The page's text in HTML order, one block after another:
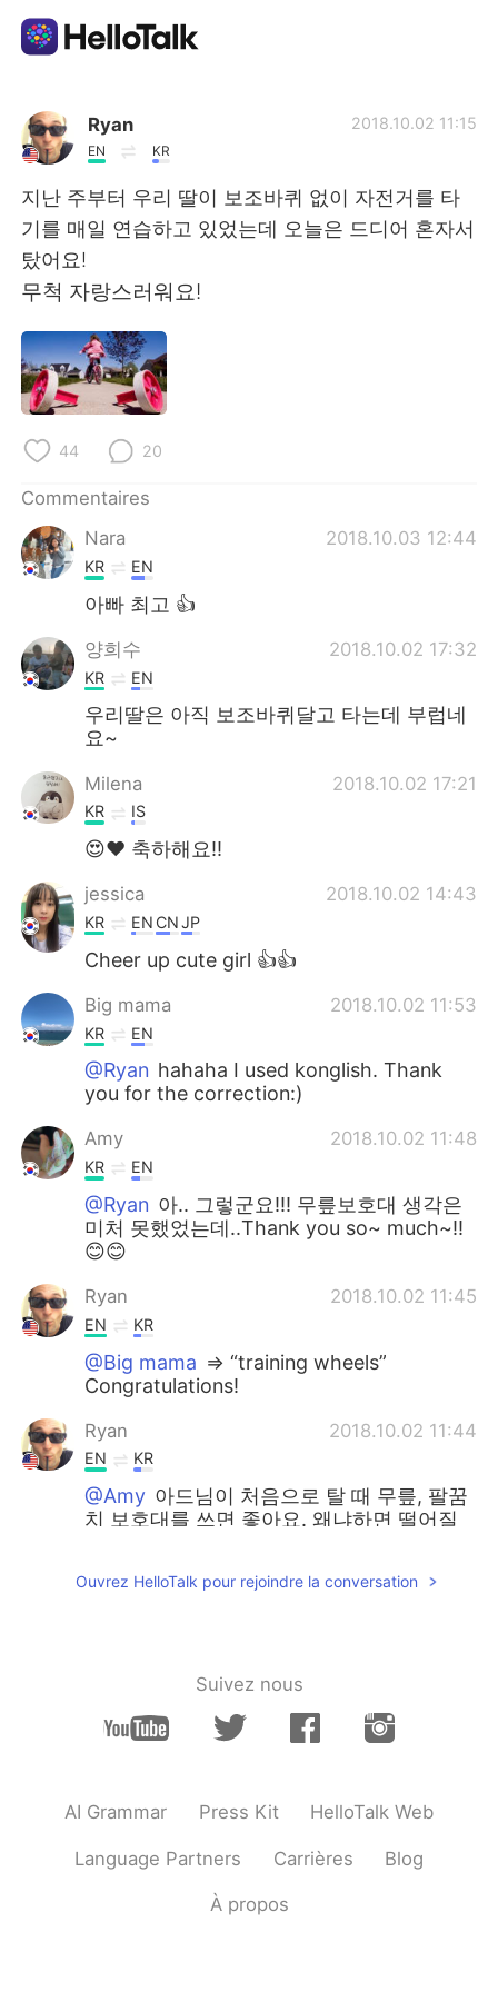
Appli d'échange linguistique
AI Grammar Checker
Français
English
繁體中文
العربية
日本語
Русский
Indonesia
Türkçe
Português
Ryan
EN KR
2018.10.02 11:15
지난 주부터 우리 딸이 보조바퀴 없이 자전거를 타
기를 매일 연습하고 있었는데 오늘은 드디어 혼자서
탔어요!
무척 자랑스러워요!
44 20
Commentaires
Nara
2018.10.03 12:44
KR EN
아빠 최고 👍
양희수 2018.10.02 17:32
KR EN
우리딸은 아직 보조바퀴달고 타는데 부럽네
요~
Milena 2018.10.02 17:21
KR IS
😍❤ 축하해요!!
jessica 2018.10.02 14:43
KR EN CNJP
Cheer up cute girl 👍👍
Big mama 2018.10.02 11:53
KR EN
@Ryan hahaha I used konglish. Thank
you for the correction:)
Amy 2018.10.02 11:48
KR EN
@Ryan 아.. 그렇군요!!! 무릎보호대 생각은
미처 못했었는데..Thank you so~ much~!!
😊😊
Ryan 2018.10.02 11:45
EN KR
@Big mama => “training wheels”
Congratulations!
Ryan 2018.10.02 11:44
EN KR
@Amy 아드님이 처음으로 탈 때 무릎, 팔꿈
치 보호대를 쓰면 좋아요. 왜냐하면 떨어질
My daughter also took off the serving
Umberry 2018.10.02 11:30
And please say to congrats to her :)
Umberry 2018.10.02 11:30
Ouvrez HelloTalk pour rejoindre la conversation
Suivez nous
AI Grammar Press Kit HelloTalk Web
Language Partners Carrières Blog
À propos